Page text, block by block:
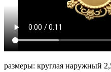
размеры: круглая наружный